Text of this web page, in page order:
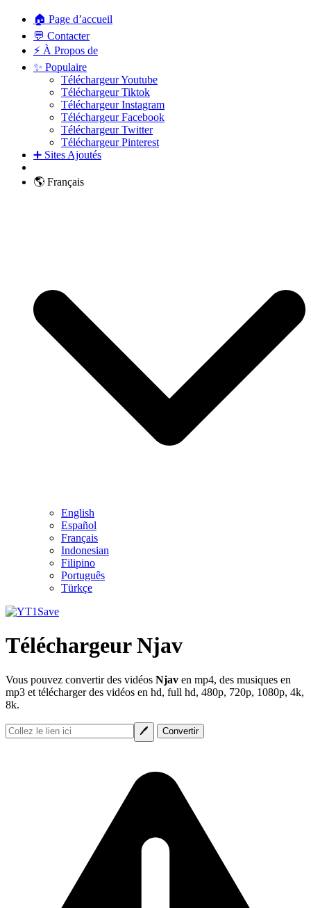
🏠 Page d’accueil
💬 Contacter
⚡ À Propos de
✨ Populaire
Téléchargeur Youtube
Téléchargeur Tiktok
Téléchargeur Instagram
Téléchargeur Facebook
Téléchargeur Twitter
Téléchargeur Pinterest
➕ Sites Ajoutés
🌎 Français
English
Español
Français
Indonesian
Filipino
Português
Türkçe
Téléchargeur Njav
Vous pouvez convertir des vidéos Njav en mp4, des musiques en
mp3 et télécharger des vidéos en hd, full hd, 480p, 720p, 1080p, 4k,
8k.